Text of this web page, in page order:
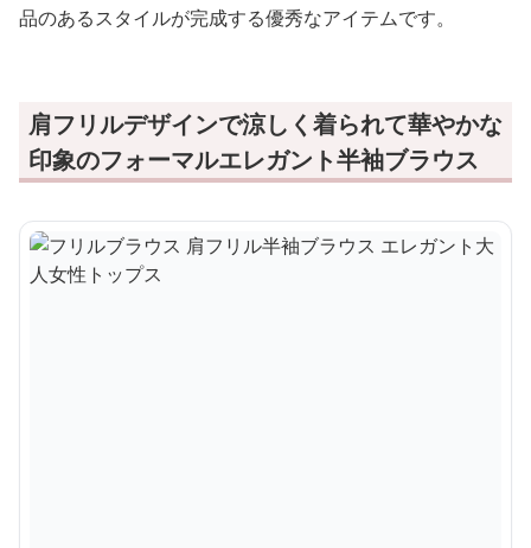
品のあるスタイルが完成する優秀なアイテムです。
肩フリルデザインで涼しく着られて華やかな
印象のフォーマルエレガント半袖ブラウス